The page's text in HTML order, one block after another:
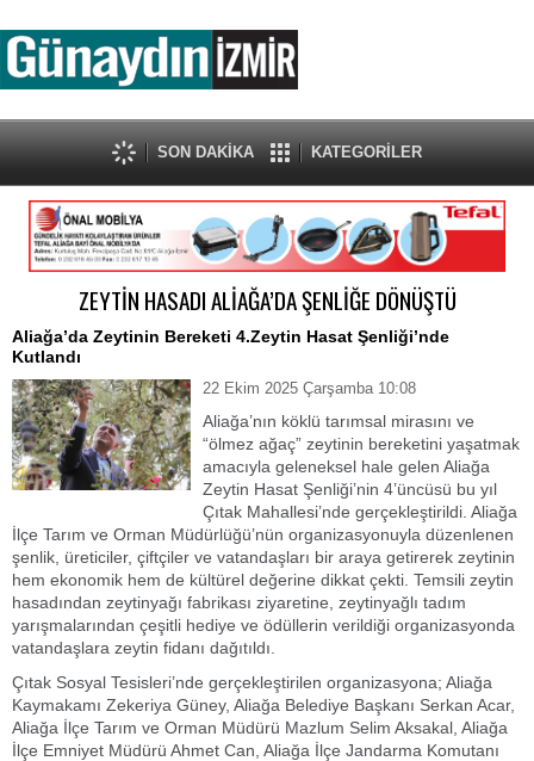
SON DAKİKA KATEGORİLER
ZEYTİN HASADI ALİAĞA’DA ŞENLİĞE DÖNÜŞTÜ
Aliağa’da Zeytinin Bereketi 4.Zeytin Hasat Şenliği’nde
Kutlandı
22 Ekim 2025 Çarşamba 10:08
Aliağa’nın köklü tarımsal mirasını ve
“ölmez ağaç” zeytinin bereketini yaşatmak
amacıyla geleneksel hale gelen Aliağa
Zeytin Hasat Şenliği’nin 4’üncüsü bu yıl
Çıtak Mahallesi’nde gerçekleştirildi. Aliağa
İlçe Tarım ve Orman Müdürlüğü’nün organizasyonuyla düzenlenen
şenlik, üreticiler, çiftçiler ve vatandaşları bir araya getirerek zeytinin
hem ekonomik hem de kültürel değerine dikkat çekti. Temsili zeytin
hasadından zeytinyağı fabrikası ziyaretine, zeytinyağlı tadım
yarışmalarından çeşitli hediye ve ödüllerin verildiği organizasyonda
vatandaşlara zeytin fidanı dağıtıldı.
Çıtak Sosyal Tesisleri’nde gerçekleştirilen organizasyona; Aliağa
Kaymakamı Zekeriya Güney, Aliağa Belediye Başkanı Serkan Acar,
Aliağa İlçe Tarım ve Orman Müdürü Mazlum Selim Aksakal, Aliağa
İlçe Emniyet Müdürü Ahmet Can, Aliağa İlçe Jandarma Komutanı